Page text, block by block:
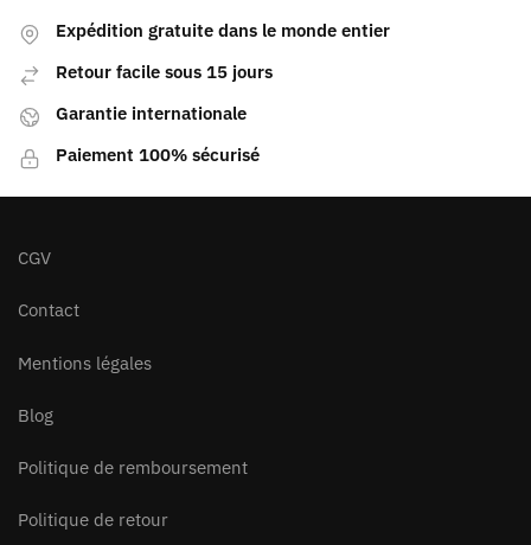
Expédition gratuite dans le monde entier
Retour facile sous 15 jours
Garantie internationale
Paiement 100% sécurisé
CGV
Contact
Mentions légales
Blog
Politique de remboursement
Politique de retour